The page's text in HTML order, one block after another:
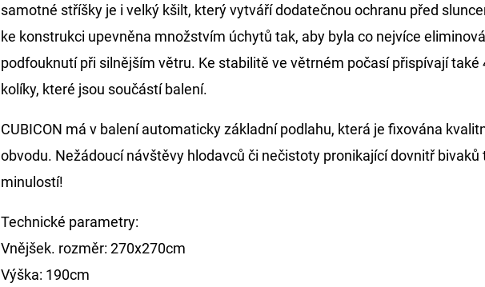
samotné stříšky je i velký kšilt, který vytváří dodatečnou ochranu před
ke konstrukci upevněna množstvím úchytů tak, aby byla co nejvíce
podfouknutí při silnějším větru. Ke stabilitě ve větrném počasí přispívají také
kolíky, které jsou součástí balení.
CUBICON má v balení automaticky základní podlahu, která je fixována
obvodu. Nežádoucí návštěvy hlodavců či nečistoty pronikající dovnitř bivaků
minulostí!
Technické parametry:
Vnějšek. rozměr: 270x270cm
Výška: 190cm